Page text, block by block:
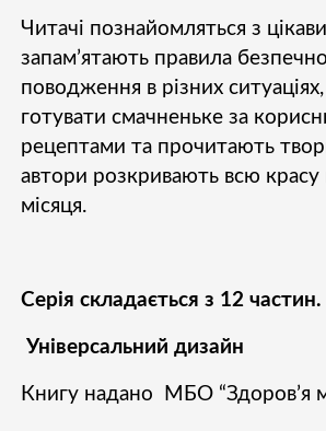
Читачі познайомляться з
запам’ятають правила
поводження в різних ситуаціях,
готувати смачненьке за
рецептами та прочитають
автори розкривають всю
місяця.
Серія складається з 12 частин.
Універсальний дизайн
Книгу надано МБО “Здоров’я